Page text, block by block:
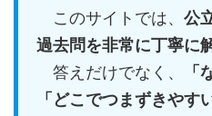
このサイトでは、 公
過去問を非常に丁寧に
答えだけでなく、
「
「どこでつまずきやす